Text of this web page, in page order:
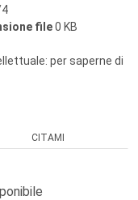
file0 KB
per saperne di
CITAMI